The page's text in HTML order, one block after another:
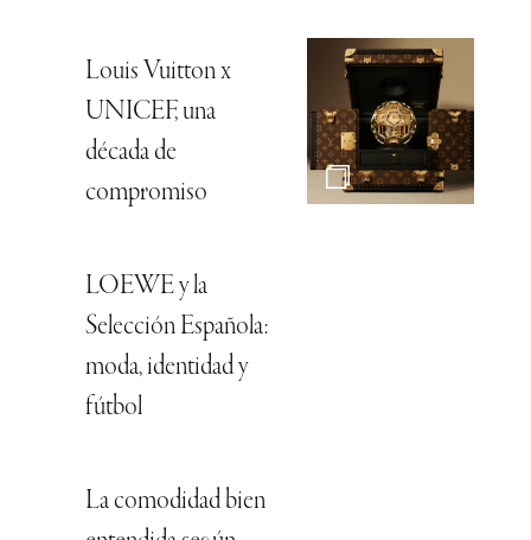
Louis Vuitton x
UNICEF, una
década de
compromiso
LOEWE y la
Selección Española:
moda, identidad y
fútbol
La comodidad bien